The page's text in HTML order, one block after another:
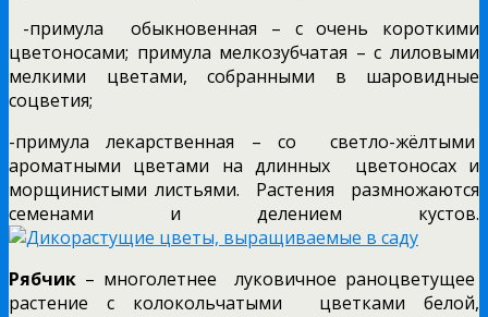
-примула обыкновенная – с очень короткими
цветоносами; примула мелкозубчатая – с лиловыми
мелкими цветами, собранными в шаровидные
соцветия;
-примула лекарственная – со светло-жёлтыми
ароматными цветами на длинных цветоносах и
морщинистыми листьями. Растения размножаются
семенами и делением кустов.
Рябчик – многолетнее луковичное раноцветущее
растение с колокольчатыми цветками белой,